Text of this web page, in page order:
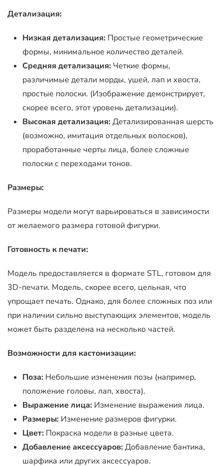
Детализация:
Низкая детализация: Простые геометрические
формы, минимальное количество деталей.
Средняя детализация: Четкие формы,
различимые детали морды, ушей, лап и хвоста,
простые полоски. (Изображение демонстрирует,
скорее всего, этот уровень детализации).
Высокая детализация:Детализированная шерсть
(возможно, имитация отдельных волосков),
проработанные черты лица, более сложные
полоски с переходами тонов.
Размеры:
Размеры модели могут варьироваться в зависимости
от желаемого размера готовой фигурки.
Готовность к печати:
Модель предоставляется в формате STL, готовом для
3D-печати. Модель, скорее всего, цельная, что
упрощает печать. Однако, для более сложных поз или
при наличии сильно выступающих элементов, модель
может быть разделена на несколько частей.
Возможности для кастомизации:
Поза: Небольшие изменения позы (например,
положение головы, лап, хвоста).
Выражение лица: Изменение выражения лица.
Размеры: Изменение размеров фигурки.
Цвет: Покраска модели в разные цвета.
Добавление аксессуаров:Добавление бантика,
шарфика или других аксессуаров.